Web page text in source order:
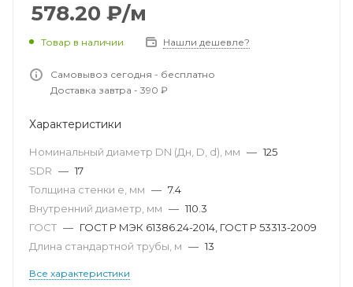
578.20 ₽/м
Товар в наличии Нашли дешевле?
Самовывоз сегодня - бесплатно
Доставка завтра - 390 ₽
Характеристики
Номинальный диаметр DN (Дн, D, d), мм — 125
SDR — 17
Толщина стенки e, мм — 7.4
Внутренний диаметр, мм — 110.3
ГОСТ — ГОСТ Р МЭК 61386.24-2014, ГОСТ Р 53313-2009
Длина стандартной трубы, м — 13
Все характеристики